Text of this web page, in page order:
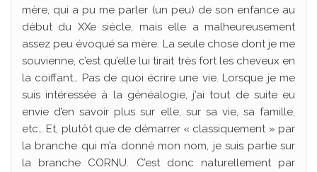
mère, qui a pu me parler (un peu) de son enfance au
début du XXe siècle, mais elle a malheureusement
assez peu évoqué sa mère. La seule chose dont je me
souvienne, c’est qu’elle lui tirait très fort les cheveux en
la coiffant… Pas de quoi écrire une vie. Lorsque je me
suis intéressée à la généalogie, j’ai tout de suite eu
envie d’en savoir plus sur elle, sur sa vie, sa famille,
etc… Et, plutôt que de démarrer « classiquement » par
la branche qui m’a donné mon nom, je suis partie sur
la branche CORNU. C’est donc naturellement par